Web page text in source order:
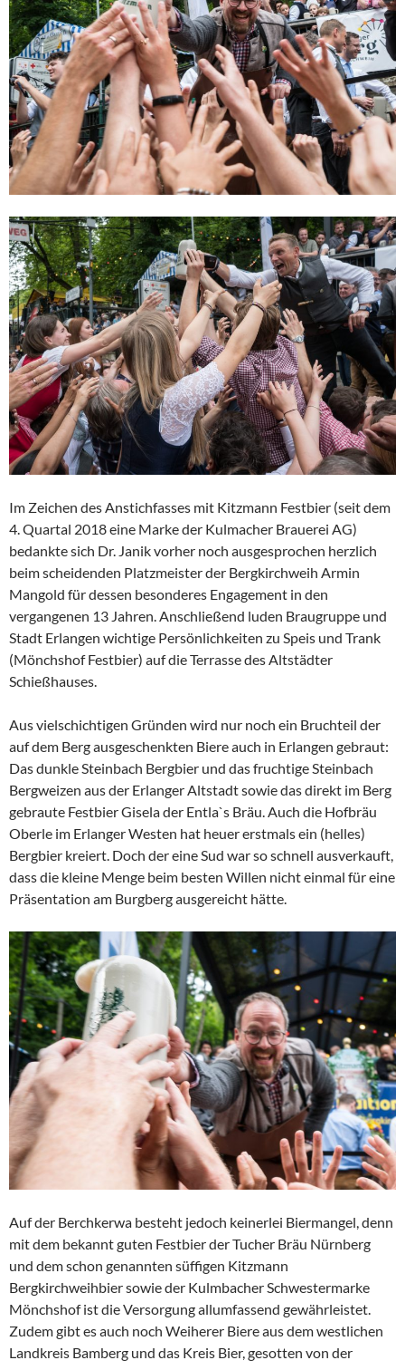
Im Zeichen des Anstichfasses mit Kitzmann Festbier (seit dem
4. Quartal 2018 eine Marke der Kulmacher Brauerei AG)
bedankte sich Dr. Janik vorher noch ausgesprochen herzlich
beim scheidenden Platzmeister der Bergkirchweih Armin
Mangold für dessen besonderes Engagement in den
vergangenen 13 Jahren. Anschließend luden Braugruppe und
Stadt Erlangen wichtige Persönlichkeiten zu Speis und Trank
(Mönchshof Festbier) auf die Terrasse des Altstädter
Schießhauses.
Aus vielschichtigen Gründen wird nur noch ein Bruchteil der
auf dem Berg ausgeschenkten Biere auch in Erlangen gebraut:
Das dunkle Steinbach Bergbier und das fruchtige Steinbach
Bergweizen aus der Erlanger Altstadt sowie das direkt im Berg
gebraute Festbier Gisela der Entla`s Bräu. Auch die Hofbräu
Oberle im Erlanger Westen hat heuer erstmals ein (helles)
Bergbier kreiert. Doch der eine Sud war so schnell ausverkauft,
dass die kleine Menge beim besten Willen nicht einmal für eine
Präsentation am Burgberg ausgereicht hätte.
Auf der Berchkerwa besteht jedoch keinerlei Biermangel, denn
mit dem bekannt guten Festbier der Tucher Bräu Nürnberg
und dem schon genannten süffigen Kitzmann
Bergkirchweihbier sowie der Kulmbacher Schwestermarke
Mönchshof ist die Versorgung allumfassend gewährleistet.
Zudem gibt es auch noch Weiherer Biere aus dem westlichen
Landkreis Bamberg und das Kreis Bier, gesotten von der